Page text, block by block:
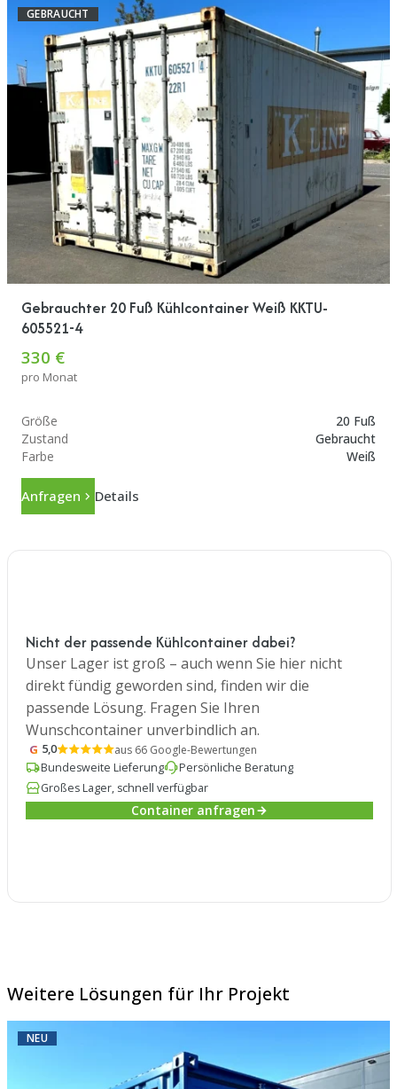
GEBRAUCHT
Gebrauchter 20 Fuß Kühlcontainer Weiß KKTU-
605521-4
330 €
pro Monat
Größe
20 Fuß
Zustand
Gebraucht
Farbe
Weiß
Anfragen Details
Nicht der passende Kühlcontainer dabei?
Unser Lager ist groß – auch wenn Sie hier nicht
direkt fündig geworden sind, finden wir die
passende Lösung. Fragen Sie Ihren
Wunschcontainer unverbindlich an.
G 5,0
aus 66 Google-Bewertungen
Bundesweite Lieferung
Persönliche Beratung
Großes Lager, schnell verfügbar
Container anfragen
Weitere Lösungen für Ihr Projekt
NEU